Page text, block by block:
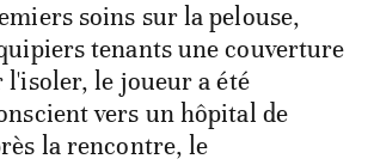
soins sur la pelouse,
tenants une couverture
le joueur a été
vers un hôpital de
la rencontre, le